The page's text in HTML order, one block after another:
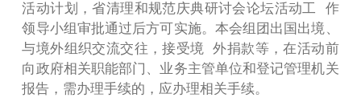
活动计划，省清理和规范庆典研讨会论坛活动工 作
领导小组审批通过后方可实施。本会组团出国出境、
与境外组织交流交往，接受境 外捐款等，在活动前
向政府相关职能部门、业务主管单位和登记管理机关
报告，需办理手续的，应办理相关手续。